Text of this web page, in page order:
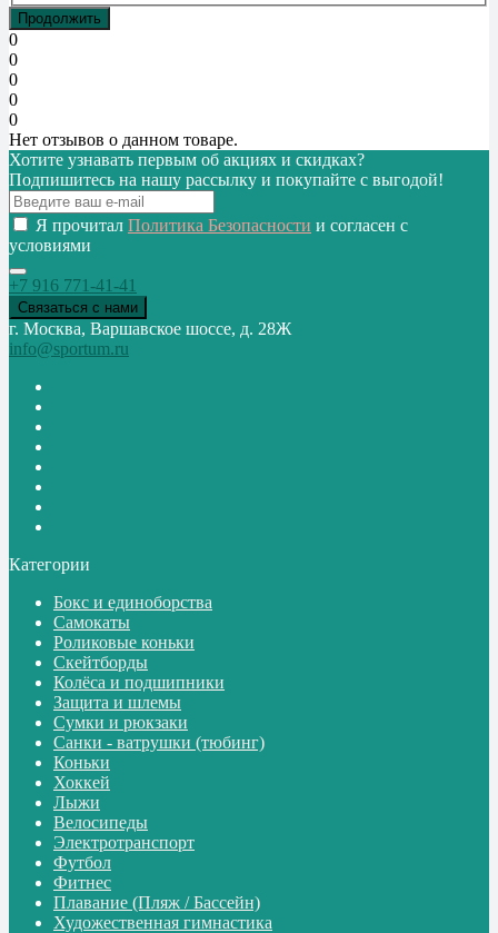
Продолжить
0
0
0
0
0
Нет отзывов о данном товаре.
Хотите узнавать первым об акциях и скидках?
Подпишитесь на нашу рассылку и покупайте с выгодой!
Я прочитал Политика Безопасности и согласен с
условиями
+7 916 771-41-41
Связаться с нами
г. Москва, Варшавское шоссе, д. 28Ж
info@sportum.ru
Категории
Бокс и единоборства
Самокаты
Роликовые коньки
Скейтборды
Колёса и подшипники
Защита и шлемы
Сумки и рюкзаки
Санки - ватрушки (тюбинг)
Коньки
Хоккей
Лыжи
Велосипеды
Электротранспорт
Футбол
Фитнес
Плавание (Пляж / Бассейн)
Художественная гимнастика